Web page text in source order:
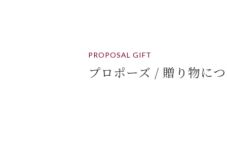
PROPOSAL GIFT
プロポーズ / 贈り物に